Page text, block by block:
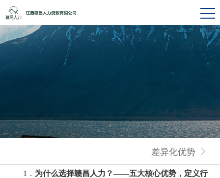
差异化优势
1． 为什么选择赣昌人力？——五大核心优势，定义行